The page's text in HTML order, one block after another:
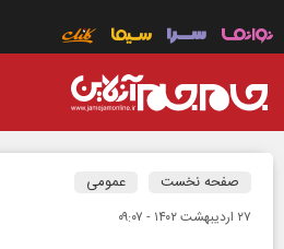
صفحه نخست عمومی
۲۷ ارديبهشت ۱۴۰۲ - ۰۹:۰۷